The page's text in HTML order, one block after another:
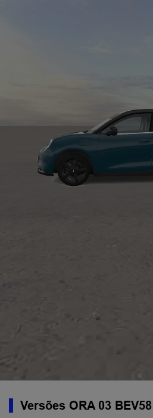
Versões ORA 03 BEV58